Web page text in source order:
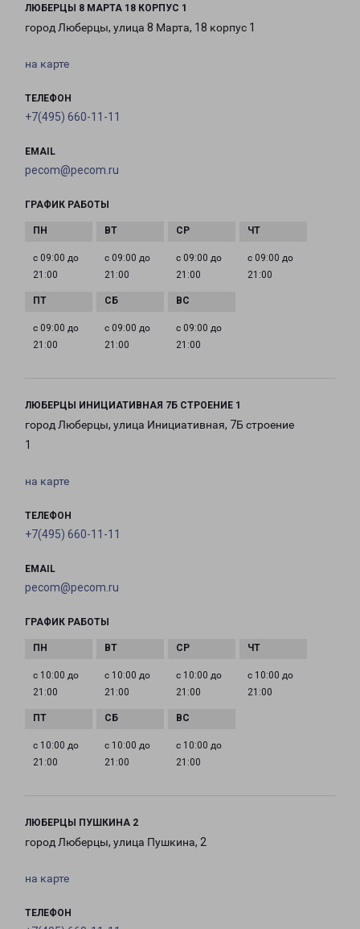
ЛЮБЕРЦЫ 8 МАРТА 18 КОРПУС 1
город Люберцы, улица 8 Марта, 18 корпус 1
на карте
ТЕЛЕФОН
+7(495) 660-11-11
EMAIL
pecom@pecom.ru
ГРАФИК РАБОТЫ
с 09:00 до
21:00
с 09:00 до
21:00
с 09:00 до
21:00
с 09:00 до
21:00
с 09:00 до
21:00
с 09:00 до
21:00
с 09:00 до
21:00
ЛЮБЕРЦЫ ИНИЦИАТИВНАЯ 7Б СТРОЕНИЕ 1
город Люберцы, улица Инициативная, 7Б строение
1
на карте
ТЕЛЕФОН
+7(495) 660-11-11
EMAIL
pecom@pecom.ru
ГРАФИК РАБОТЫ
с 10:00 до
21:00
с 10:00 до
21:00
с 10:00 до
21:00
с 10:00 до
21:00
с 10:00 до
21:00
с 10:00 до
21:00
с 10:00 до
21:00
ЛЮБЕРЦЫ ПУШКИНА 2
город Люберцы, улица Пушкина, 2
на карте
ТЕЛЕФОН